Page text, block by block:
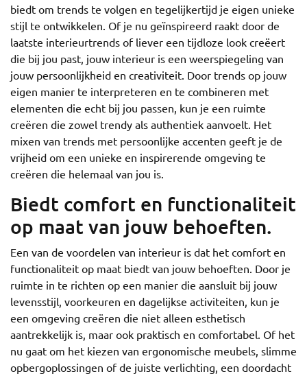
biedt om trends te volgen en tegelijkertijd je eigen unieke
stijl te ontwikkelen. Of je nu geïnspireerd raakt door de
laatste interieurtrends of liever een tijdloze look creëert
die bij jou past, jouw interieur is een weerspiegeling van
jouw persoonlijkheid en creativiteit. Door trends op jouw
eigen manier te interpreteren en te combineren met
elementen die echt bij jou passen, kun je een ruimte
creëren die zowel trendy als authentiek aanvoelt. Het
mixen van trends met persoonlijke accenten geeft je de
vrijheid om een unieke en inspirerende omgeving te
creëren die helemaal van jou is.
Biedt comfort en functionaliteit
op maat van jouw behoeften.
Een van de voordelen van interieur is dat het comfort en
functionaliteit op maat biedt van jouw behoeften. Door je
ruimte in te richten op een manier die aansluit bij jouw
levensstijl, voorkeuren en dagelijkse activiteiten, kun je
een omgeving creëren die niet alleen esthetisch
aantrekkelijk is, maar ook praktisch en comfortabel. Of het
nu gaat om het kiezen van ergonomische meubels, slimme
opbergoplossingen of de juiste verlichting, een doordacht